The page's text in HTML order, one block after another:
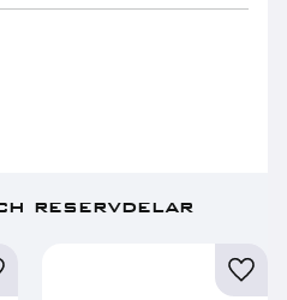
reservdelar
till i favoriter